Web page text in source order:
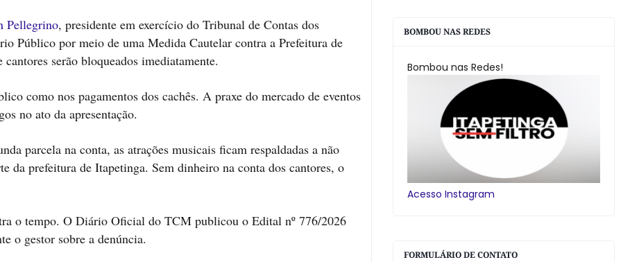
Pellegrino, presidente em exercício do Tribunal de Contas dos
Público por meio de uma Medida Cautelar contra a Prefeitura de
serão bloqueados imediatamente.
como nos pagamentos dos cachês. A praxe do mercado de eventos
no ato da apresentação.
parcela na conta, as atrações musicais ficam respaldadas a não
da prefeitura de Itapetinga. Sem dinheiro na conta dos cantores, o
o tempo. O Diário Oficial do TCM publicou o Edital nº 776/2026
o gestor sobre a denúncia.
BOMBOU NAS REDES
Bombou nas Redes!
Acesso Instagram
FORMULÁRIO DE CONTATO